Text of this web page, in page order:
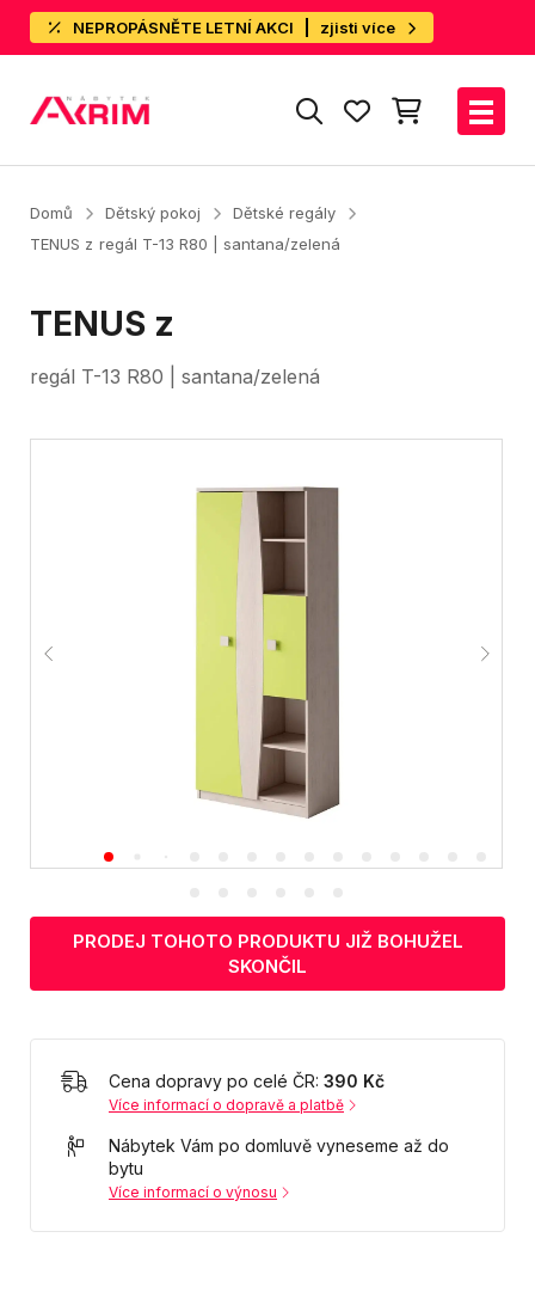
NEPROPÁSNĚTE LETNÍ AKCI zjisti více
Domů Dětský pokoj
Dětské regály
TENUS z regál T-13 R80 | santana/zelená
TENUS z
regál T-13 R80 | santana/zelená
PRODEJ TOHOTO PRODUKTU JIŽ BOHUŽEL
SKONČIL
Cena dopravy po celé ČR: 390 Kč
Více informací o dopravě a platbě
Nábytek Vám po domluvě vyneseme až do
bytu
Více informací o výnosu